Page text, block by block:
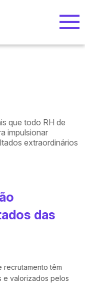
que todo RH de
impulsionar
extraordinários
das
recrutamento têm
e valorizados pelos